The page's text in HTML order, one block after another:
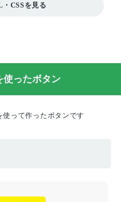
CSSを見る
ったボタン
使って作ったボタンです